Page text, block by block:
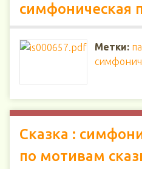
симфоническая
Метки:
Сказка :
по мотивам